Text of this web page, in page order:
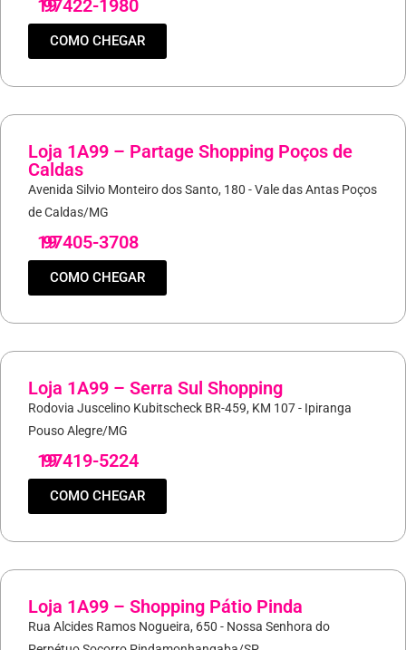
19
97422-1980
COMO CHEGAR
Loja 1A99 – Partage Shopping Poços de
Caldas
Avenida Silvio Monteiro dos Santo, 180 - Vale das Antas Poços
de Caldas/MG
19
97405-3708
COMO CHEGAR
Loja 1A99 – Serra Sul Shopping
Rodovia Juscelino Kubitscheck BR-459, KM 107 - Ipiranga
Pouso Alegre/MG
19
97419-5224
COMO CHEGAR
Loja 1A99 – Shopping Pátio Pinda
Rua Alcides Ramos Nogueira, 650 - Nossa Senhora do